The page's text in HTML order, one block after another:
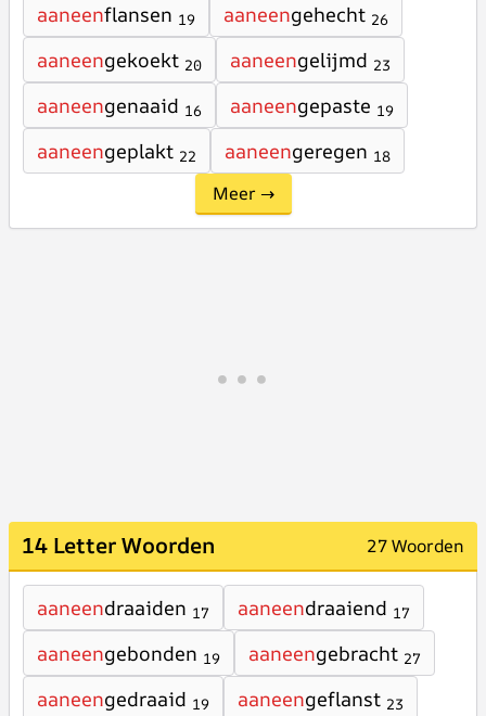
aaneenflansen 19 aaneengehecht 26
aaneengekoekt 20 aaneengelijmd 23
aaneengenaaid 16 aaneengepaste 19
aaneengeplakt 22 aaneengeregen 18
Meer →
14 Letter Woorden 27 Woorden
aaneendraaiden 17 aaneendraaiend 17
aaneengebonden 19 aaneengebracht 27
aaneengedraaid 19 aaneengeflanst 23